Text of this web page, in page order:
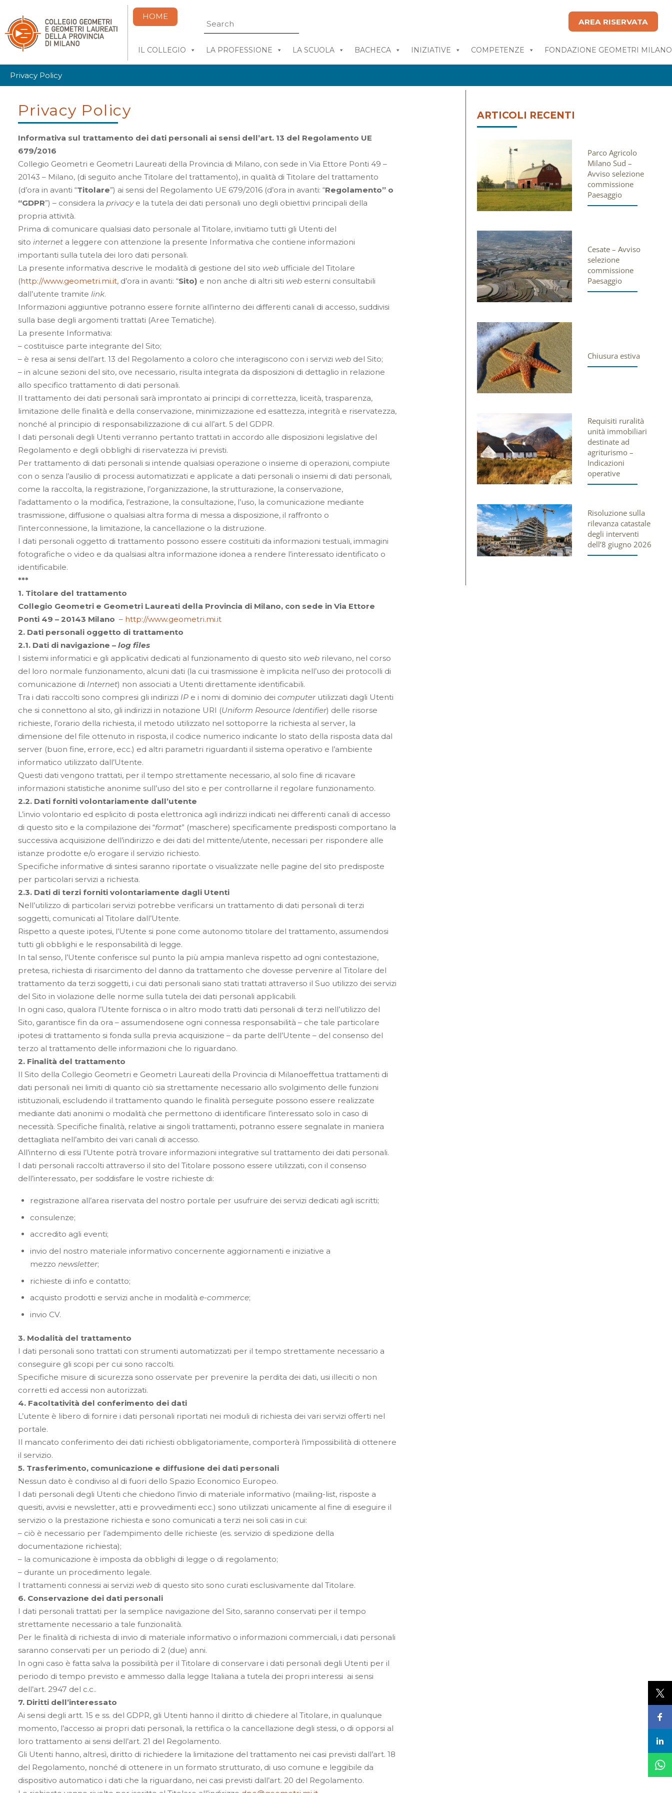
HOME
AREA RISERVATA
IL COLLEGIO LA PROFESSIONE LA SCUOLA BACHECA INIZIATIVE COMPETENZE FONDAZIONE GEOMETRI MILANO
Privacy Policy
Privacy Policy
Informativa sul trattamento dei dati personali ai sensi dell’art. 13 del Regolamento UE
679/2016
Collegio Geometri e Geometri Laureati della Provincia di Milano, con sede in Via Ettore Ponti 49 –
20143 – Milano, (di seguito anche Titolare del trattamento), in qualità di Titolare del trattamento
(d’ora in avanti “Titolare”) ai sensi del Regolamento UE 679/2016 (d’ora in avanti: “Regolamento” o
“GDPR”) – considera la privacye la tutela dei dati personali uno degli obiettivi principali della
propria attività.
Prima di comunicare qualsiasi dato personale al Titolare, invitiamo tutti gli Utenti del
sito internet a leggere con attenzione la presente Informativa che contiene informazioni
importanti sulla tutela dei loro dati personali.
La presente informativa descrive le modalità di gestione del sito web ufficiale del Titolare
(http://www.geometri.mi.it, d’ora in avanti: “Sito) e non anche di altri siti web esterni consultabili
dall’utente tramite link.
Informazioni aggiuntive potranno essere fornite all’interno dei differenti canali di accesso, suddivisi
sulla base degli argomenti trattati (Aree Tematiche).
La presente Informativa:
– costituisce parte integrante del Sito;
– è resa ai sensi dell’art. 13 del Regolamento a coloro che interagiscono con i servizi web del Sito;
– in alcune sezioni del sito, ove necessario, risulta integrata da disposizioni di dettaglio in relazione
allo specifico trattamento di dati personali.
Il trattamento dei dati personali sarà improntato ai principi di correttezza, liceità, trasparenza,
limitazione delle finalità e della conservazione, minimizzazione ed esattezza, integrità e riservatezza,
nonché al principio di responsabilizzazione di cui all’art. 5 del GDPR.
I dati personali degli Utenti verranno pertanto trattati in accordo alle disposizioni legislative del
Regolamento e degli obblighi di riservatezza ivi previsti.
Per trattamento di dati personali si intende qualsiasi operazione o insieme di operazioni, compiute
con o senza l’ausilio di processi automatizzati e applicate a dati personali o insiemi di dati personali,
come la raccolta, la registrazione, l’organizzazione, la strutturazione, la conservazione,
l’adattamento o la modifica, l’estrazione, la consultazione, l’uso, la comunicazione mediante
trasmissione, diffusione o qualsiasi altra forma di messa a disposizione, il raffronto o
l’interconnessione, la limitazione, la cancellazione o la distruzione.
I dati personali oggetto di trattamento possono essere costituiti da informazioni testuali, immagini
fotografiche o video e da qualsiasi altra informazione idonea a rendere l’interessato identificato o
identificabile.
***
1. Titolare del trattamento
Collegio Geometri e Geometri Laureati della Provincia di Milano, con sede in Via Ettore
Ponti 49 – 20143 Milano – http://www.geometri.mi.it
2. Dati personali oggetto di trattamento
2.1. Dati di navigazione – log files
I sistemi informatici e gli applicativi dedicati al funzionamento di questo sito web rilevano, nel corso
del loro normale funzionamento, alcuni dati (la cui trasmissione è implicita nell’uso dei protocolli di
comunicazione di Internet) non associati a Utenti direttamente identificabili.
Tra i dati raccolti sono compresi gli indirizzi IP e i nomi di dominio dei computerutilizzati dagli Utenti
che si connettono al sito, gli indirizzi in notazione URI (Uniform Resource Identifier) delle risorse
richieste, l’orario della richiesta, il metodo utilizzato nel sottoporre la richiesta al server, la
dimensione del file ottenuto in risposta, il codice numerico indicante lo stato della risposta data dal
server (buon fine, errore, ecc.) ed altri parametri riguardanti il sistema operativo e l’ambiente
informatico utilizzato dall’Utente.
Questi dati vengono trattati, per il tempo strettamente necessario, al solo fine di ricavare
informazioni statistiche anonime sull’uso del sito e per controllarne il regolare funzionamento.
2.2. Dati forniti volontariamente dall’utente
L’invio volontario ed esplicito di posta elettronica agli indirizzi indicati nei differenti canali di accesso
di questo sito e la compilazione dei “format” (maschere) specificamente predisposti comportano la
successiva acquisizione dell’indirizzo e dei dati del mittente/utente, necessari per rispondere alle
istanze prodotte e/o erogare il servizio richiesto.
Specifiche informative di sintesi saranno riportate o visualizzate nelle pagine del sito predisposte
per particolari servizi a richiesta.
2.3. Dati di terzi forniti volontariamente dagli Utenti
Nell’utilizzo di particolari servizi potrebbe verificarsi un trattamento di dati personali di terzi
soggetti, comunicati al Titolare dall’Utente.
Rispetto a queste ipotesi, l’Utente si pone come autonomo titolare del trattamento, assumendosi
tutti gli obblighi e le responsabilità di legge.
In tal senso, l’Utente conferisce sul punto la più ampia manleva rispetto ad ogni contestazione,
pretesa, richiesta di risarcimento del danno da trattamento che dovesse pervenire al Titolare del
trattamento da terzi soggetti, i cui dati personali siano stati trattati attraverso il Suo utilizzo dei servizi
del Sito in violazione delle norme sulla tutela dei dati personali applicabili.
In ogni caso, qualora l’Utente fornisca o in altro modo tratti dati personali di terzi nell’utilizzo del
Sito, garantisce fin da ora – assumendosene ogni connessa responsabilità – che tale particolare
ipotesi di trattamento si fonda sulla previa acquisizione – da parte dell’Utente – del consenso del
terzo al trattamento delle informazioni che lo riguardano.
2. Finalità del trattamento
Il Sito della Collegio Geometri e Geometri Laureati della Provincia di Milanoeffettua trattamenti di
dati personali nei limiti di quanto ciò sia strettamente necessario allo svolgimento delle funzioni
istituzionali, escludendo il trattamento quando le finalità perseguite possono essere realizzate
mediante dati anonimi o modalità che permettono di identificare l’interessato solo in caso di
necessità. Specifiche finalità, relative ai singoli trattamenti, potranno essere segnalate in maniera
dettagliata nell’ambito dei vari canali di accesso.
All’interno di essi l’Utente potrà trovare informazioni integrative sul trattamento dei dati personali.
I dati personali raccolti attraverso il sito del Titolare possono essere utilizzati, con il consenso
dell’interessato, per soddisfare le vostre richieste di:
registrazione all’area riservata del nostro portale per usufruire dei servizi dedicati agli iscritti;
consulenze;
accredito agli eventi;
invio del nostro materiale informativo concernente aggiornamenti e iniziative a
mezzo newsletter;
richieste di info e contatto;
acquisto prodotti e servizi anche in modalità e-commerce;
invio CV.
3. Modalità del trattamento
I dati personali sono trattati con strumenti automatizzati per il tempo strettamente necessario a
conseguire gli scopi per cui sono raccolti.
Specifiche misure di sicurezza sono osservate per prevenire la perdita dei dati, usi illeciti o non
corretti ed accessi non autorizzati.
4. Facoltatività del conferimento dei dati
L’utente è libero di fornire i dati personali riportati nei moduli di richiesta dei vari servizi offerti nel
portale.
Il mancato conferimento dei dati richiesti obbligatoriamente, comporterà l’impossibilità di ottenere
il servizio.
5. Trasferimento, comunicazione e diffusione dei dati personali
Nessun dato è condiviso al di fuori dello Spazio Economico Europeo.
I dati personali degli Utenti che chiedono l’invio di materiale informativo (mailing-list, risposte a
quesiti, avvisi e newsletter, atti e provvedimenti ecc.) sono utilizzati unicamente al fine di eseguire il
servizio o la prestazione richiesta e sono comunicati a terzi nei soli casi in cui:
– ciò è necessario per l’adempimento delle richieste (es. servizio di spedizione della
documentazione richiesta);
– la comunicazione è imposta da obblighi di legge o di regolamento;
– durante un procedimento legale.
I trattamenti connessi ai servizi web di questo sito sono curati esclusivamente dal Titolare.
6. Conservazione dei dati personali
I dati personali trattati per la semplice navigazione del Sito, saranno conservati per il tempo
strettamente necessario a tale funzionalità.
Per le finalità di richiesta di invio di materiale informativo o informazioni commerciali, i dati personali
saranno conservati per un periodo di 2 (due) anni.
In ogni caso è fatta salva la possibilità per il Titolare di conservare i dati personali degli Utenti per il
periodo di tempo previsto e ammesso dalla legge Italiana a tutela dei propri interessi ai sensi
dell’art. 2947 del c.c..
7. Diritti dell’interessato
Ai sensi degli artt. 15 e ss. del GDPR, gli Utenti hanno il diritto di chiedere al Titolare, in qualunque
momento, l’accesso ai propri dati personali, la rettifica o la cancellazione degli stessi, o di opporsi al
loro trattamento ai sensi dell’art. 21 del Regolamento.
Gli Utenti hanno, altresì, diritto di richiedere la limitazione del trattamento nei casi previsti dall’art. 18
del Regolamento, nonché di ottenere in un formato strutturato, di uso comune e leggibile da
dispositivo automatico i dati che la riguardano, nei casi previsti dall’art. 20 del Regolamento.
ARTICOLI RECENTI
Parco Agricolo
Milano Sud –
Avviso selezione
commissione
Paesaggio
Cesate – Avviso
selezione
commissione
Paesaggio
Chiusura estiva
Requisiti ruralità
unità immobiliari
destinate ad
agriturismo –
Indicazioni
operative
Risoluzione sulla
rilevanza catastale
degli interventi
dell’8 giugno 2026